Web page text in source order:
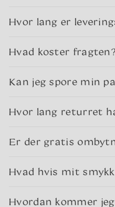
Hvor lang er
Hvad koster
Kan jeg spore min
Hvor lang returret
Er der gratis
Hvad hvis mit
Hvordan kommer